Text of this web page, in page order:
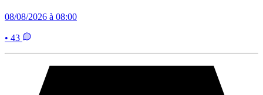
08/08/2026 à 08:00
• 43